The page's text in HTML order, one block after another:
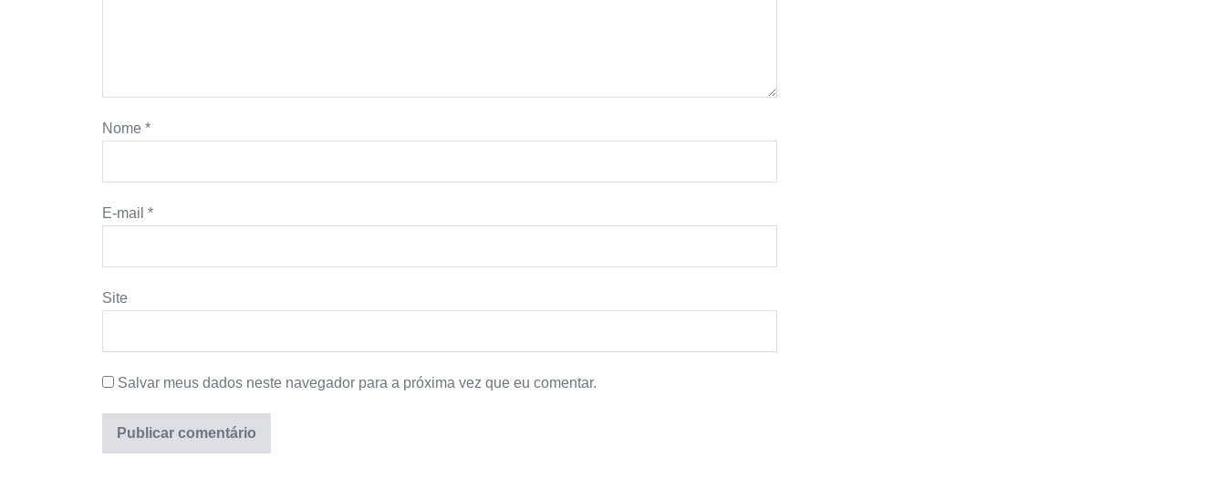
Nome *
E-mail *
Site
Salvar meus dados neste navegador para a próxima vez que eu comentar.